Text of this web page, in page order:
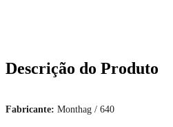
Descrição do Produto
Fabricante: Monthag / 640